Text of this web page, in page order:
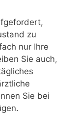
zu
nur Ihre
Sie auch,
Sie bei